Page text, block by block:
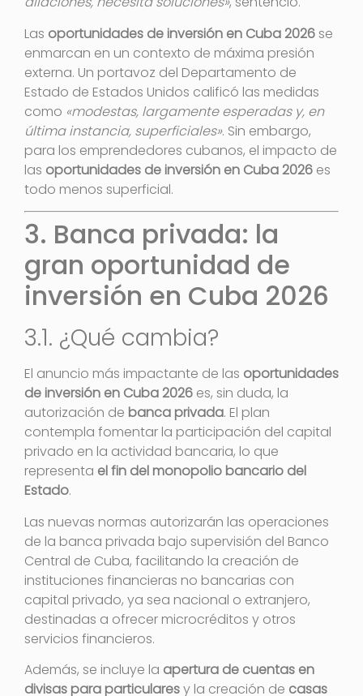
Las oportunidades de inversión en Cuba 2026 se
enmarcan en un contexto de máxima presión
externa. Un portavoz del Departamento de
Estado de Estados Unidos calificó las medidas
como «modestas, largamente esperadas y, en
última instancia, superficiales». Sin embargo,
para los emprendedores cubanos, el impacto de
las oportunidades de inversión en Cuba 2026 es
todo menos superficial.
3. Banca privada: la
gran oportunidad de
inversión en Cuba 2026
3.1. ¿Qué cambia?
El anuncio más impactante de las oportunidades
de inversión en Cuba 2026 es, sin duda, la
autorización de banca privada. El plan
contempla fomentar la participación del capital
privado en la actividad bancaria, lo que
representa el fin del monopolio bancario del
Estado.
Las nuevas normas autorizarán las operaciones
de la banca privada bajo supervisión del Banco
Central de Cuba, facilitando la creación de
instituciones financieras no bancarias con
capital privado, ya sea nacional o extranjero,
destinadas a ofrecer microcréditos y otros
servicios financieros.
Además, se incluye la apertura de cuentas en
divisas para particularesy la creación de casas